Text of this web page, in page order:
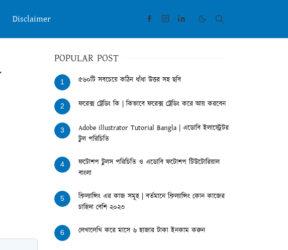
Disclaimer
POPULAR POST
1 ৫৬০টি সবচেয়ে কঠিন ধাঁধা উত্তর সহ ছবি
2 ফরেক্স ট্রেডিং কি | কিভাবে ফরেক্স ট্রেডিং করে আয় করবেন
3
Adobe illustrator Tutorial Bangla | এডোবি ইলাস্ট্রেটর
টুল পরিচিতি
4
ফটোশপ টুলস পরিচিতি ও এডোবি ফটোশপ টিউটোরিয়াল
বাংলা
5
ফ্রিল্যান্সিং এর কাজ সমূহ | বর্তমানে ফ্রিল্যান্সিং কোন কাজের
চাহিদা বেশি ২০২৩
6 লেখালেখি করে মাসে ৬ হাজার টাকা ইনকাম করুন